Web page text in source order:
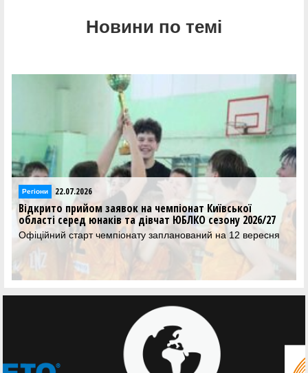
Новини по темі
заявок на чемпіонат Київської
та дівчат ЮБЛКО сезону 2026/27
чемпіонату запланований на 12 вересня
В Одесі
баскетбольної
Медальні матчі